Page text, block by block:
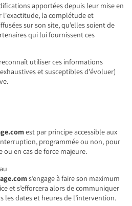
apportées depuis leur mise en
l'exactitude, la complétude et
sur son site, qu’elles soient de
qui lui fournissent ces
utiliser ces informations
et susceptibles d'évoluer)
est par principe accessible aux
programmée ou non, pour
ou en cas de force majeure.
s’engage à faire son maximum
et s’efforcera alors de communiquer
dates et heures de l’intervention.